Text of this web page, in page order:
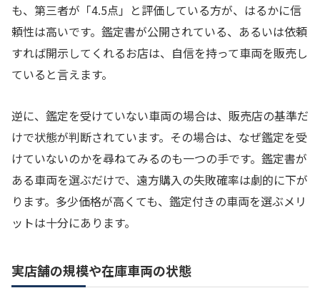
も、第三者が「4.5点」と評価している方が、はるかに信
頼性は高いです。鑑定書が公開されている、あるいは依頼
すれば開示してくれるお店は、自信を持って車両を販売し
ていると言えます。
逆に、鑑定を受けていない車両の場合は、販売店の基準だ
けで状態が判断されています。その場合は、なぜ鑑定を受
けていないのかを尋ねてみるのも一つの手です。鑑定書が
ある車両を選ぶだけで、遠方購入の失敗確率は劇的に下が
ります。多少価格が高くても、鑑定付きの車両を選ぶメリ
ットは十分にあります。
実店舗の規模や在庫車両の状態